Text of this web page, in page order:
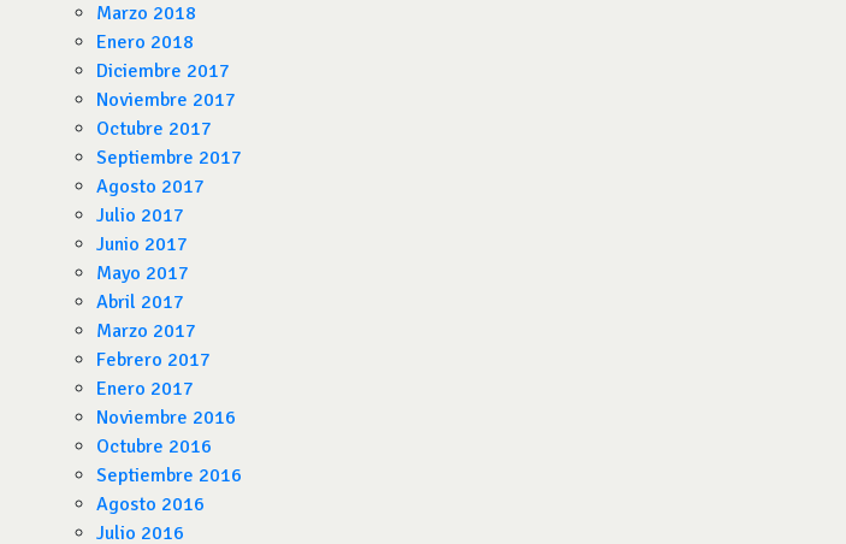
Marzo 2018
Enero 2018
Diciembre 2017
Noviembre 2017
Octubre 2017
Septiembre 2017
Agosto 2017
Julio 2017
Junio 2017
Mayo 2017
Abril 2017
Marzo 2017
Febrero 2017
Enero 2017
Noviembre 2016
Octubre 2016
Septiembre 2016
Agosto 2016
Julio 2016